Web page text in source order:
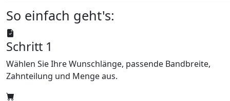
So einfach geht's:
Schritt 1
Wählen Sie Ihre Wunschlänge, passende Bandbreite,
Zahnteilung und Menge aus.